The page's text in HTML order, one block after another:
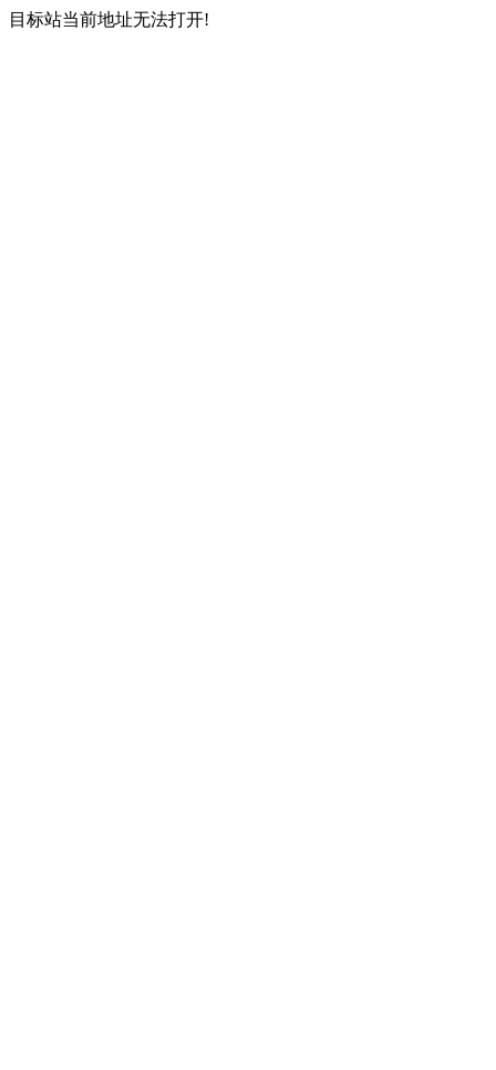
目标站当前地址无法打开!